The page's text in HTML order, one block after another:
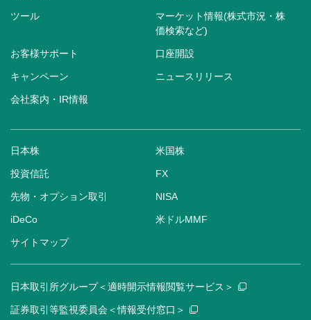
ツール
マーケット情報(株式市況・株
価検索など)
お客様サポート 口座開設
キャンペーン ニュースリリース
会社案内・IR情報
日本株 米国株
投資信託 FX
先物・オプション取引 NISA
iDeCo 米ドルMMF
サイトマップ
日本取引所グループ＜適時開示情報閲覧サービス＞
証券取引等監視委員会＜情報受付窓口＞